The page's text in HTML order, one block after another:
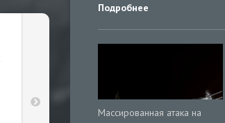
Подробнее
Массированная атака на